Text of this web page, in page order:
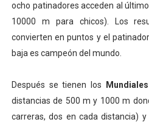
ocho patinadores acceden al
10000 m para chicos). Los
convierten en puntos y el
baja es campeón del mundo.
Después se tienen los
distancias de 500 m y 1000 m
carreras, dos en cada distancia) y